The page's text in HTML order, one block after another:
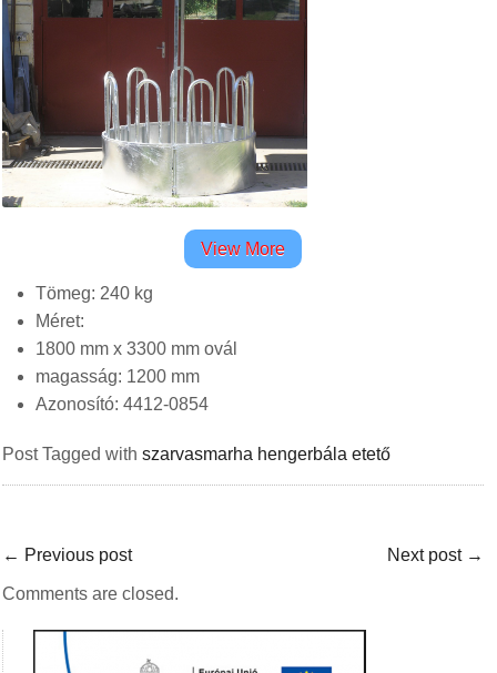
View More
Tömeg: 240 kg
Méret:
1800 mm x 3300 mm ovál
magasság: 1200 mm
Azonosító: 4412-0854
Post Tagged withszarvasmarha hengerbála etető
← Previous post Next post →
Comments are closed.